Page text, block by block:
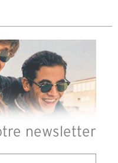
newsletter